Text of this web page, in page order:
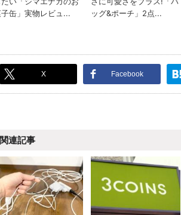
X Facebook
関連記事